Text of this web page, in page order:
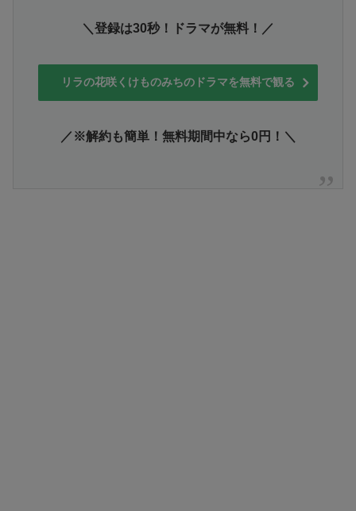
＼登録は30秒！ドラマが無料！／
リラの花咲くけものみちのドラマを無料で観る
／※解約も簡単！無料期間中なら0円！＼